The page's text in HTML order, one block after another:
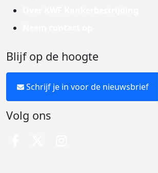
Blijf op de hoogte
Schrijf je in voor de nieuwsbrief
Volg ons